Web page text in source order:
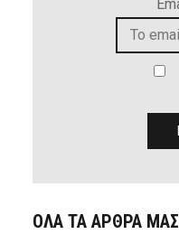
ΟΛΑ ΤΑ ΑΡΘΡΑ